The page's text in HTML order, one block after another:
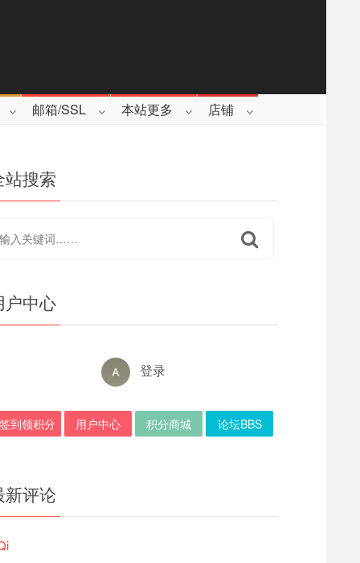
邮箱/SSL 本站更多 店铺
站搜索
户中心
登录
签到领积分 用户中心 积分商城 论坛BBS
新评论